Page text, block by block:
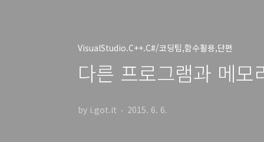
VisualStudio.C++.C#/코딩팁,함수활용,단편
다른 프로그램과 메
by i.got.it 2015. 6. 6.